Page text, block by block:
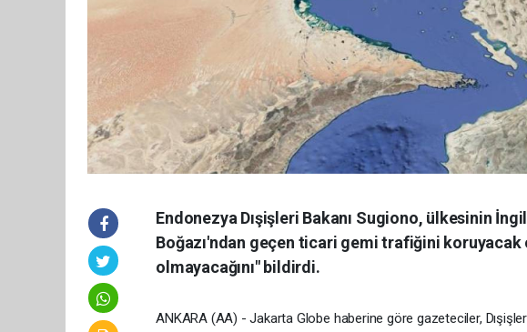
Endonezya Dışişleri Bakanı Sugiono, ülkesinin
Boğazı'ndan geçen ticari gemi trafiğini
olmayacağını" bildirdi.
ANKARA (AA) - Jakarta Globe haberine göre gazeteciler,